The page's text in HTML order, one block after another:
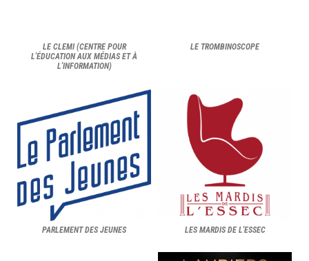
LE CLEMI (CENTRE POUR
L'ÉDUCATION AUX MÉDIAS ET À
L'INFORMATION)
LE TROMBINOSCOPE
PARLEMENT DES JEUNES LES MARDIS DE L'ESSEC